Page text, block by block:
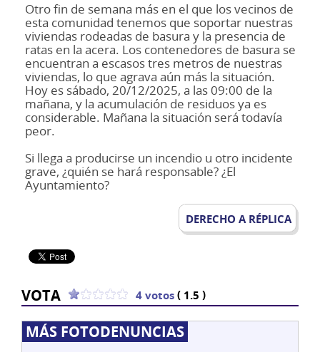
Otro fin de semana más en el que los vecinos de
esta comunidad tenemos que soportar nuestras
viviendas rodeadas de basura y la presencia de
ratas en la acera. Los contenedores de basura se
encuentran a escasos tres metros de nuestras
viviendas, lo que agrava aún más la situación.
Hoy es sábado, 20/12/2025, a las 09:00 de la
mañana, y la acumulación de residuos ya es
considerable. Mañana la situación será todavía
peor.
Si llega a producirse un incendio u otro incidente
grave, ¿quién se hará responsable? ¿El
Ayuntamiento?
DERECHO A RÉPLICA
VOTA 4 votos( 1.5 )
MÁS FOTODENUNCIAS